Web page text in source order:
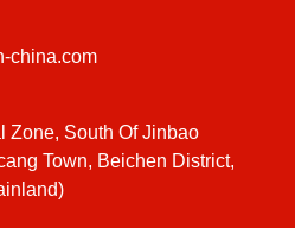
china.com
Zone, South Of Jinbao
Town, Beichen District,